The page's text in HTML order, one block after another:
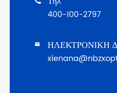
400-100-2797
 ΗΛΕΚΤΡΟΝΙΚΗ